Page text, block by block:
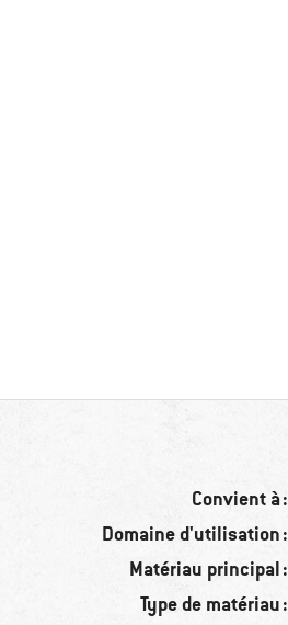
Convient à :
Domaine d'utilisation :
Matériau principal :
Type de matériau :